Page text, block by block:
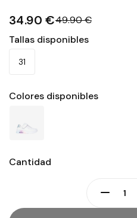
34.90 €49.90 €
Tallas disponibles
31
Colores disponibles
Cantidad